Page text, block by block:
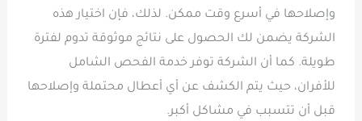
وإصلاحها في أسرع وقت ممكن. لذلك، فإن اختيار هذه
الشركة يضمن لك الحصول على نتائج موثوقة تدوم لفترة
طويلة. كما أن الشركة توفر خدمة الفحص الشامل
للأفران، حيث يتم الكشف عن أي أعطال محتملة وإصلاحها
قبل أن تتسبب في مشاكل أكبر.